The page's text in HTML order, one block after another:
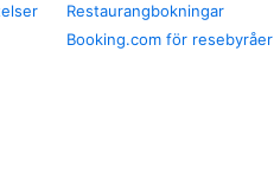
Restaurangbokningar
Booking.com för resebyråer